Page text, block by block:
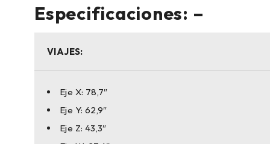
Especificaciones: –
VIAJES:
Eje X: 78,7″
Eje Y: 62,9″
Eje Z: 43,3″